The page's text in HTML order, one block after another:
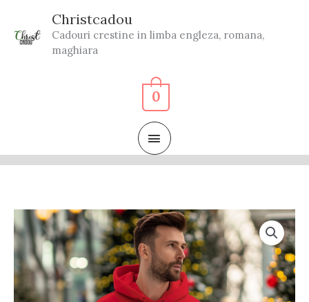
content
Christcadou
Cadouri crestine in limba engleza, romana,
maghiara
MAIN
MENU
0